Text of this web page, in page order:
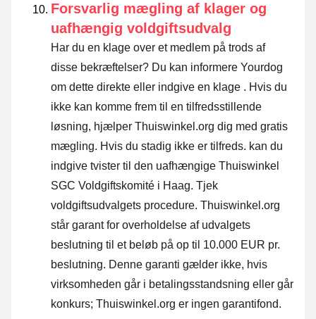
Forsvarlig mægling af klager og
uafhængig voldgiftsudvalg
Har du en klage over et medlem på trods af
disse bekræftelser? Du kan informere Yourdog
om dette direkte eller indgive en klage . Hvis du
ikke kan komme frem til en tilfredsstillende
løsning, hjælper Thuiswinkel.org dig med gratis
mægling. Hvis du stadig ikke er tilfreds. kan du
indgive tvister til den uafhængige Thuiswinkel
SGC Voldgiftskomité i Haag. Tjek
voldgiftsudvalgets procedure. Thuiswinkel.org
står garant for overholdelse af udvalgets
beslutning til et beløb på op til 10.000 EUR pr.
beslutning. Denne garanti gælder ikke, hvis
virksomheden går i betalingsstandsning eller går
konkurs; Thuiswinkel.org er ingen garantifond.